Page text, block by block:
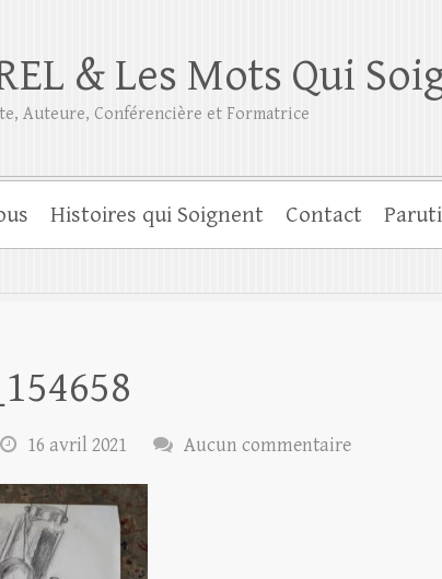
& Les Mots Qui
Auteure, Conférencière et Formatrice
Histoires qui Soignent Contact
16 avril 2021 Aucun commentaire